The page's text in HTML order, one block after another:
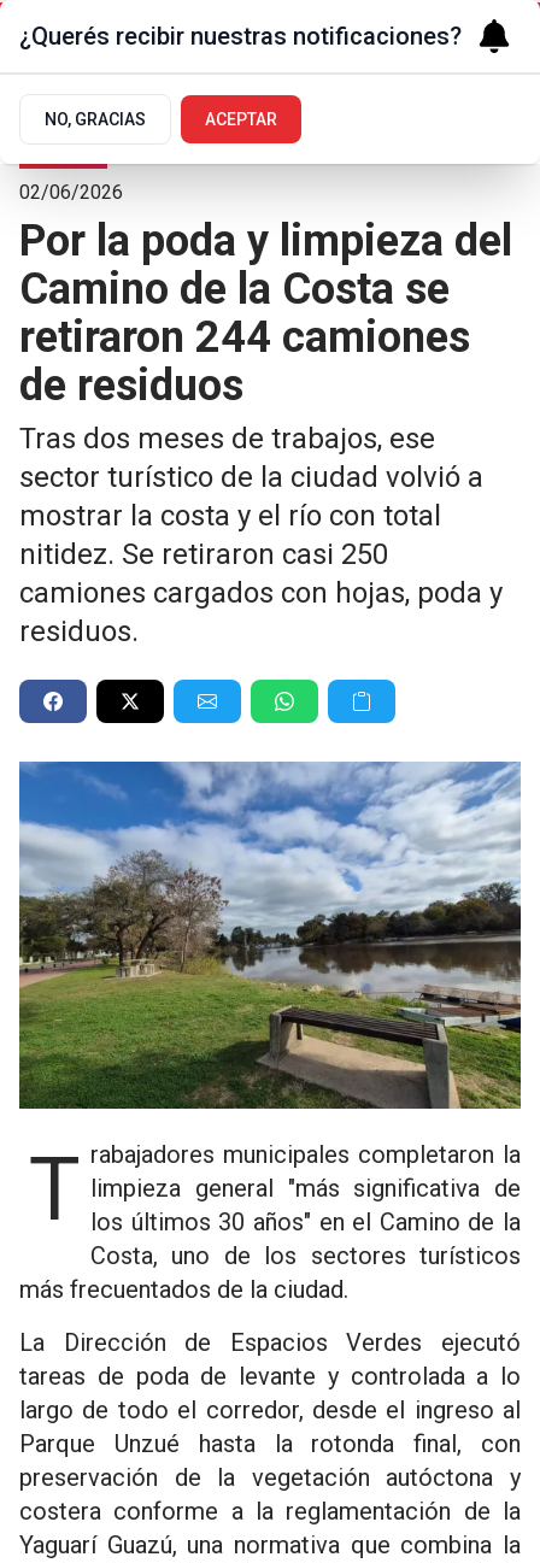
Turismo
02/06/2026
Por la poda y limpieza del
Camino de la Costa se
retiraron 244 camiones
de residuos
Tras dos meses de trabajos, ese
sector turístico de la ciudad volvió a
mostrar la costa y el río con total
nitidez. Se retiraron casi 250
camiones cargados con hojas, poda y
residuos.
Trabajadores municipales completaron la limpieza general "más significativa de
los últimos 30 años" en el Camino de la
Costa, uno de los sectores turísticos
más frecuentados de la ciudad.
La Dirección de Espacios Verdes ejecutó
tareas de poda de levante y controlada a lo
largo de todo el corredor, desde el ingreso al
Parque Unzué hasta la rotonda final, con
preservación de la vegetación autóctona y
costera conforme a la reglamentación de la
Yaguarí Guazú, una normativa que combina la
¿Querés recibir nuestras notificaciones?
NO, GRACIAS ACEPTAR